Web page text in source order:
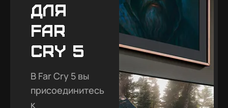
для
Far
Cry 5
В Far Cry 5 вы
присоединитесь
к